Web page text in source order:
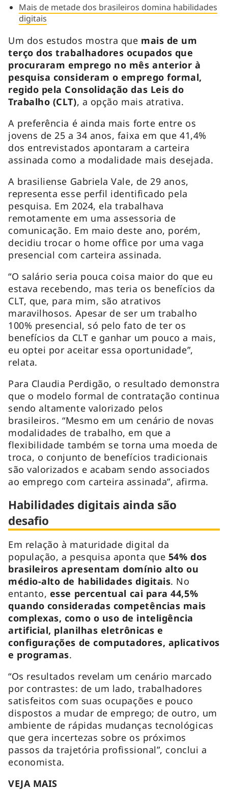
Mais de metade dos brasileiros domina habilidades
digitais
Um dos estudos mostra que mais de um
terço dos trabalhadores ocupados que
procuraram emprego no mês anterior à
pesquisa consideram o emprego formal,
regido pela Consolidação das Leis do
Trabalho (CLT), a opção mais atrativa.
A preferência é ainda mais forte entre os
jovens de 25 a 34 anos, faixa em que 41,4%
dos entrevistados apontaram a carteira
assinada como a modalidade mais desejada.
A brasiliense Gabriela Vale, de 29 anos,
representa esse perfil identificado pela
pesquisa. Em 2024, ela trabalhava
remotamente em uma assessoria de
comunicação. Em maio deste ano, porém,
decidiu trocar o home office por uma vaga
presencial com carteira assinada.
“O salário seria pouca coisa maior do que eu
estava recebendo, mas teria os benefícios da
CLT, que, para mim, são atrativos
maravilhosos. Apesar de ser um trabalho
100% presencial, só pelo fato de ter os
benefícios da CLT e ganhar um pouco a mais,
eu optei por aceitar essa oportunidade”,
relata.
Para Claudia Perdigão, o resultado demonstra
que o modelo formal de contratação continua
sendo altamente valorizado pelos
brasileiros. “Mesmo em um cenário de novas
modalidades de trabalho, em que a
flexibilidade também se torna uma moeda de
troca, o conjunto de benefícios tradicionais
são valorizados e acabam sendo associados
ao emprego com carteira assinada”, afirma.
Habilidades digitais ainda são
desafio
Em relação à maturidade digital da
população, a pesquisa aponta que 54% dos
brasileiros apresentam domínio alto ou
médio-alto de habilidades digitais. No
entanto, esse percentual cai para 44,5%
quando consideradas competências mais
complexas, como o uso de inteligência
artificial, planilhas eletrônicas e
configurações de computadores, aplicativos
e programas.
“Os resultados revelam um cenário marcado
por contrastes: de um lado, trabalhadores
satisfeitos com suas ocupações e pouco
dispostos a mudar de emprego; de outro, um
ambiente de rápidas mudanças tecnológicas
que gera incertezas sobre os próximos
passos da trajetória profissional”, conclui a
economista.
VEJA MAIS